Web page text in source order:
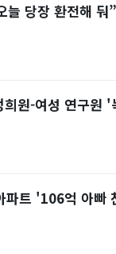
늘 당장 환전해
희원-여성 연구원
파트 '106억 아빠